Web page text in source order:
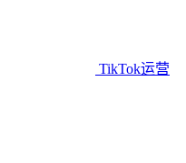
TikTok运营